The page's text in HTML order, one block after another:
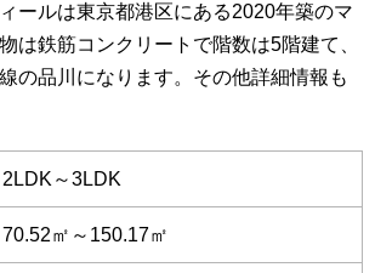
ールは東京都港区にある2020年築のマ
は鉄筋コンクリートで階数は5階建て、
の品川になります。その他詳細情報も
2LDK～3LDK
70.52㎡～150.17㎡